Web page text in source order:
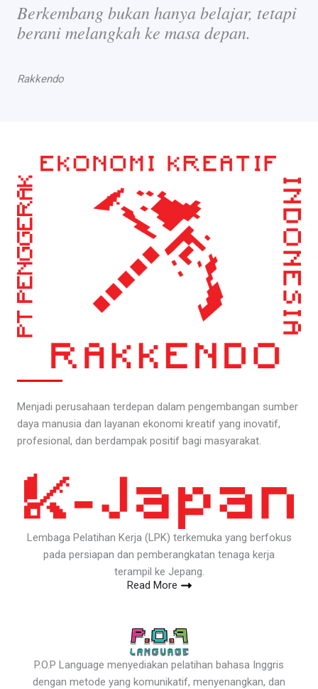
Berkembang bukan hanya belajar, tetapi
berani melangkah ke masa depan.
Rakkendo
Menjadi perusahaan terdepan dalam pengembangan sumber
daya manusia dan layanan ekonomi kreatif yang inovatif,
profesional, dan berdampak positif bagi masyarakat.
Lembaga Pelatihan Kerja (LPK) terkemuka yang berfokus
pada persiapan dan pemberangkatan tenaga kerja
terampil ke Jepang.
Read More
P.O.P Language menyediakan pelatihan bahasa Inggris
dengan metode yang komunikatif, menyenangkan, dan